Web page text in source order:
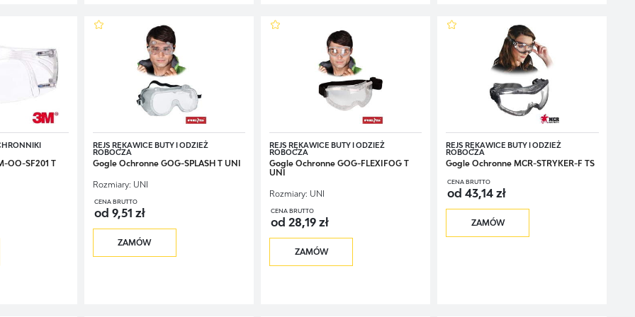
NIEZABEZPIECZENIE OCZU W PRACY?
twarzy i oczu może skutkować wieloma poważnymi konsekwencjami – np. podrażnieniem spojówki i skóry, zapaleniem oczu, a nawet częściową
Może to skutkować nie tylko utratą możliwości dalszego wykonywania zawodu, ale także ogólnym znacznym pogorszeniem jakości życia pracownika.
osłonę twarzy dla Twoich pracowników i nie pozwól, aby byli narażeni na utratę wzroku w czasie pracy.
OO-SF201 T
REJS RĘKAWICE BUTY I ODZIEŻ
ROBOCZA
Gogle Ochronne GOG-SPLASH T UNI
Rozmiary: UNI
CENA BRUTTO
od 9,51 zł
ZAMÓW
REJS RĘKAWICE BUTY I ODZIEŻ
ROBOCZA
Gogle Ochronne GOG-FLEXIFOG T
UNI
Rozmiary: UNI
CENA BRUTTO
od 28,19 zł
ZAMÓW
REJS RĘKAWICE BUTY I ODZIEŻ
ROBOCZA
Gogle Ochronne MCR-STRYKER-F TS
CENA BRUTTO
od 43,14 zł
ZAMÓW